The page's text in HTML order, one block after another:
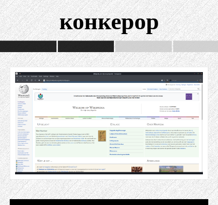
конкерор